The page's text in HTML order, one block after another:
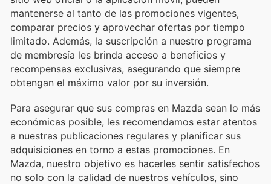
mantenerse al tanto de las promociones vigentes,
comparar precios y aprovechar ofertas por tiempo
limitado. Además, la suscripción a nuestro programa
de membresía les brinda acceso a beneficios y
recompensas exclusivas, asegurando que siempre
obtengan el máximo valor por su inversión.
Para asegurar que sus compras en Mazda sean lo más
económicas posible, les recomendamos estar atentos
a nuestras publicaciones regulares y planificar sus
adquisiciones en torno a estas promociones. En
Mazda, nuestro objetivo es hacerles sentir satisfechos
no solo con la calidad de nuestros vehículos, sino